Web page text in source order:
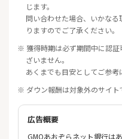
じます。
問い合わせた場合、いかな
りますのでご了承ください。
※ 獲得時期は必ず期間中に認
ざいません。
あくまでも目安としてご参考
※ ダウン報酬は対象外のサイト
広告概要
GMOあおぞらネット銀行は